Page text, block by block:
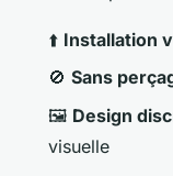
⬆️ Installation
🚫 Sans
🖼️ Design
visuelle